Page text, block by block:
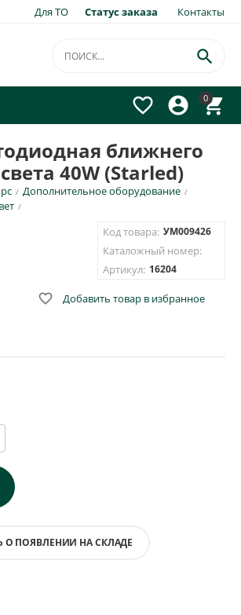
Для ТО Статус заказа Контакты
0




ближнего
40W (Starled)
/ Дополнительное оборудование /
/
Код товара: УМ009426
Каталожный номер:
Артикул: 16204
 Добавить товар в избранное
О ПОЯВЛЕНИИ НА СКЛАДЕ
×
ближнего рабочего света 40W
письмом